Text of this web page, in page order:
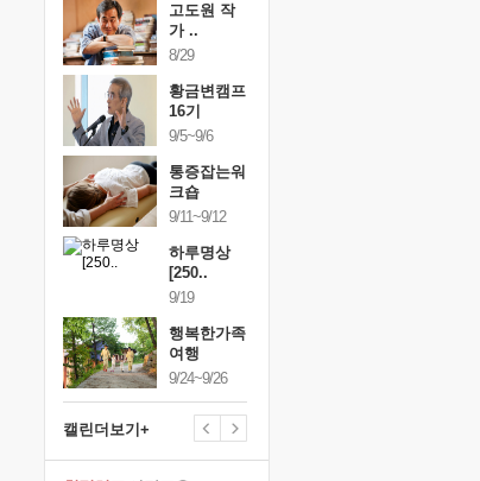
고도원 작
가 ..
8/29
황금변캠프
16기
9/5~9/6
통증잡는워
크숍
9/11~9/12
하루명상
[250..
9/19
행복한가족
여행
9/24~9/26
캘린더보기+